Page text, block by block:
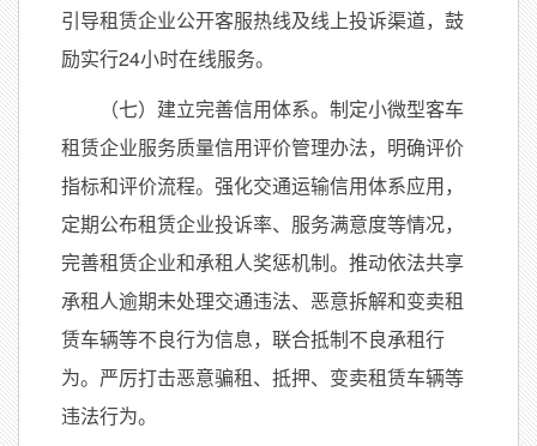
引导租赁企业公开客服热线及线上投诉渠道，鼓
励实行24小时在线服务。
（七）建立完善信用体系。制定小微型客车
租赁企业服务质量信用评价管理办法，明确评价
指标和评价流程。强化交通运输信用体系应用，
定期公布租赁企业投诉率、服务满意度等情况，
完善租赁企业和承租人奖惩机制。推动依法共享
承租人逾期未处理交通违法、恶意拆解和变卖租
赁车辆等不良行为信息，联合抵制不良承租行
为。严厉打击恶意骗租、抵押、变卖租赁车辆等
违法行为。